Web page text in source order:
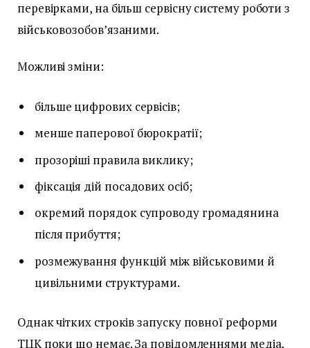
перевірками, на більш сервісну систему роботи з
військовозобов’язаними.
Можливі зміни:
більше цифрових сервісів;
менше паперової бюрократії;
прозоріші правила виклику;
фіксація дій посадових осіб;
окремий порядок супроводу громадянина
після прибуття;
розмежування функцій між військовими й
цивільними структурами.
Однак чітких строків запуску повної реформи
ТЦК поки що немає. За повідомленнями медіа,